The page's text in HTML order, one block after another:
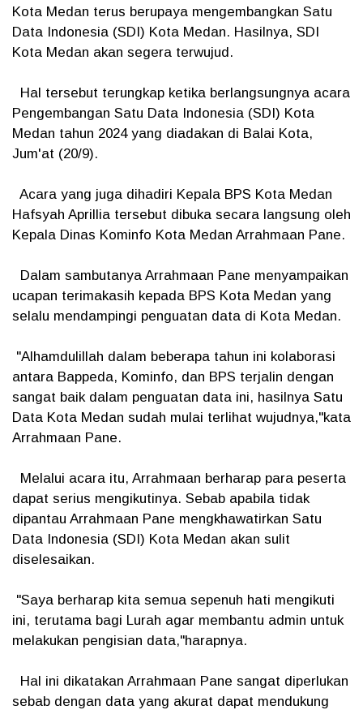
Kota Medan terus berupaya mengembangkan Satu
Data Indonesia (SDI) Kota Medan. Hasilnya, SDI
Kota Medan akan segera terwujud.
Hal tersebut terungkap ketika berlangsungnya acara
Pengembangan Satu Data Indonesia (SDI) Kota
Medan tahun 2024 yang diadakan di Balai Kota,
Jum'at (20/9).
Acara yang juga dihadiri Kepala BPS Kota Medan
Hafsyah Aprillia tersebut dibuka secara langsung oleh
Kepala Dinas Kominfo Kota Medan Arrahmaan Pane.
Dalam sambutanya Arrahmaan Pane menyampaikan
ucapan terimakasih kepada BPS Kota Medan yang
selalu mendampingi penguatan data di Kota Medan.
"Alhamdulillah dalam beberapa tahun ini kolaborasi
antara Bappeda, Kominfo, dan BPS terjalin dengan
sangat baik dalam penguatan data ini, hasilnya Satu
Data Kota Medan sudah mulai terlihat wujudnya,"kata
Arrahmaan Pane.
Melalui acara itu, Arrahmaan berharap para peserta
dapat serius mengikutinya. Sebab apabila tidak
dipantau Arrahmaan Pane mengkhawatirkan Satu
Data Indonesia (SDI) Kota Medan akan sulit
diselesaikan.
"Saya berharap kita semua sepenuh hati mengikuti
ini, terutama bagi Lurah agar membantu admin untuk
melakukan pengisian data,"harapnya.
Hal ini dikatakan Arrahmaan Pane sangat diperlukan
sebab dengan data yang akurat dapat mendukung